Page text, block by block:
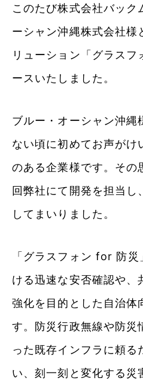
このたび株式会社バック
ーシャン沖縄株式会社様
リューション「グラス
ースいたしました。
ブルー・オーシャン沖縄
ない頃に初めてお声がけ
のある企業様です。その
回弊社にて開発を担当し
してまいりました。
「グラスフォン for 防
ける迅速な安否確認や、
強化を目的とした自治体
す。防災行政無線や防災
った既存インフラに頼る
い、刻一刻と変化する災